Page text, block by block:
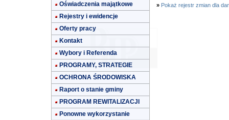
Oświadczenia majątkowe
Rejestry i ewidencje
Oferty pracy
Kontakt
Wybory i Referenda
PROGRAMY, STRATEGIE
OCHRONA ŚRODOWISKA
Raport o stanie gminy
PROGRAM REWITALIZACJI
Ponowne wykorzystanie
» Pokaż rejestr zmian dla